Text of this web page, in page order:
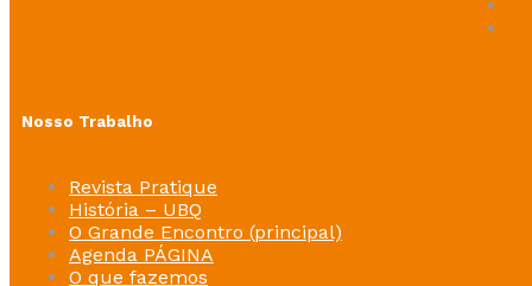
Nosso Trabalho
Revista Pratique
História – UBQ
O Grande Encontro (principal)
Agenda PÁGINA
O que fazemos